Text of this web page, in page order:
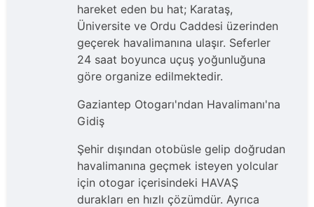
hareket eden bu hat; Karataş,
Üniversite ve Ordu Caddesi üzerinden
geçerek havalimanına ulaşır. Seferler
24 saat boyunca uçuş yoğunluğuna
göre organize edilmektedir.
Gaziantep Otogarı'ndan Havalimanı'na
Gidiş
Şehir dışından otobüsle gelip doğrudan
havalimanına geçmek isteyen yolcular
için otogar içerisindeki HAVAŞ
durakları en hızlı çözümdür. Ayrıca